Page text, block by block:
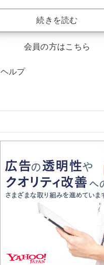
続きを読む
会員の方はこちら
ルプ